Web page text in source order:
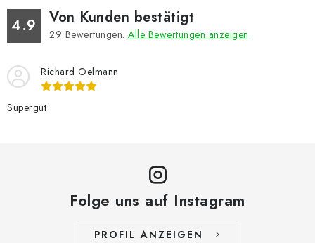
4.9 Von Kunden bestätigt
29 Bewertungen. Alle Bewertungen anzeigen
Richard Oelmann
Supergut
Folge uns auf Instagram
PROFIL ANZEIGEN